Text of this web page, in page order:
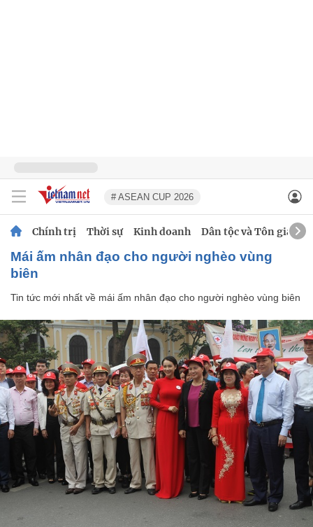
# ASEAN CUP 2026
Chính trị Thời sự Kinh doanh Dân tộc và Tôn giáo
mái ấm nhân đạo cho người nghèo vùng
biên
Tin tức mới nhất về mái ấm nhân đạo cho người nghèo vùng biên